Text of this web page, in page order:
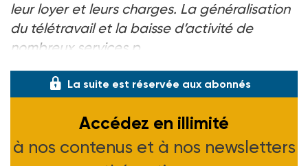
leur loyer et leurs charges. La généralisation
du télétravail et la baisse d’activité de
nombreux services p
La suite est réservée aux abonnés
Accédez en illimité
à nos contenus et à nos newsletters